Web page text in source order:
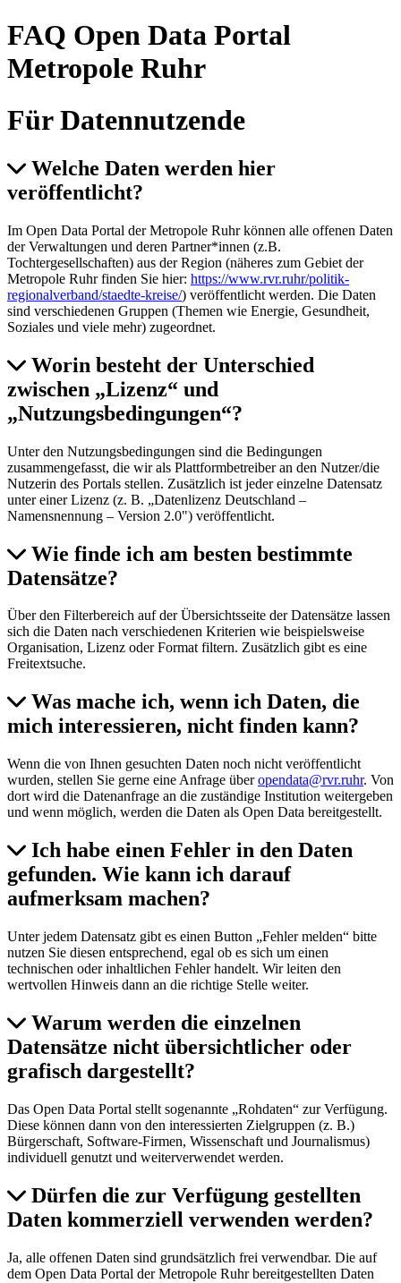
FAQ Open Data Portal
Metropole Ruhr
Für Datennutzende
Welche Daten werden hier
veröffentlicht?
Im Open Data Portal der Metropole Ruhr können alle offenen Daten
der Verwaltungen und deren Partner*innen (z.B.
Tochtergesellschaften) aus der Region (näheres zum Gebiet der
Metropole Ruhr finden Sie hier: https://www.rvr.ruhr/politik-
regionalverband/staedte-kreise/) veröffentlicht werden. Die Daten
sind verschiedenen Gruppen (Themen wie Energie, Gesundheit,
Soziales und viele mehr) zugeordnet.
Worin besteht der Unterschied
zwischen „Lizenz“ und
„Nutzungsbedingungen“?
Unter den Nutzungsbedingungen sind die Bedingungen
zusammengefasst, die wir als Plattformbetreiber an den Nutzer/die
Nutzerin des Portals stellen. Zusätzlich ist jeder einzelne Datensatz
unter einer Lizenz (z. B. „Datenlizenz Deutschland –
Namensnennung – Version 2.0") veröffentlicht.
Wie finde ich am besten bestimmte
Datensätze?
Über den Filterbereich auf der Übersichtsseite der Datensätze lassen
sich die Daten nach verschiedenen Kriterien wie beispielsweise
Organisation, Lizenz oder Format filtern. Zusätzlich gibt es eine
Freitextsuche.
Was mache ich, wenn ich Daten, die
mich interessieren, nicht finden kann?
Wenn die von Ihnen gesuchten Daten noch nicht veröffentlicht
wurden, stellen Sie gerne eine Anfrage überopendata@rvr.ruhr. Von
dort wird die Datenanfrage an die zuständige Institution weitergeben
und wenn möglich, werden die Daten als Open Data bereitgestellt.
Ich habe einen Fehler in den Daten
gefunden. Wie kann ich darauf
aufmerksam machen?
Unter jedem Datensatz gibt es einen Button „Fehler melden“ bitte
nutzen Sie diesen entsprechend, egal ob es sich um einen
technischen oder inhaltlichen Fehler handelt. Wir leiten den
wertvollen Hinweis dann an die richtige Stelle weiter.
Warum werden die einzelnen
Datensätze nicht übersichtlicher oder
grafisch dargestellt?
Das Open Data Portal stellt sogenannte „Rohdaten“ zur Verfügung.
Diese können dann von den interessierten Zielgruppen (z. B.)
Bürgerschaft, Software-Firmen, Wissenschaft und Journalismus)
individuell genutzt und weiterverwendet werden.
Dürfen die zur Verfügung gestellten
Daten kommerziell verwenden werden?
Ja, alle offenen Daten sind grundsätzlich frei verwendbar. Die auf
dem Open Data Portal der Metropole Ruhr bereitgestellten Daten